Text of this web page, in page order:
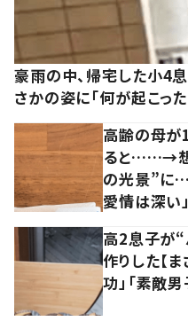
豪雨の中、帰宅した小4
さかの姿に「何が起こった
高齢の母が
ると……→想
の光景”に…
愛情は深い
高2息子が
作りした【
功」「素敵男